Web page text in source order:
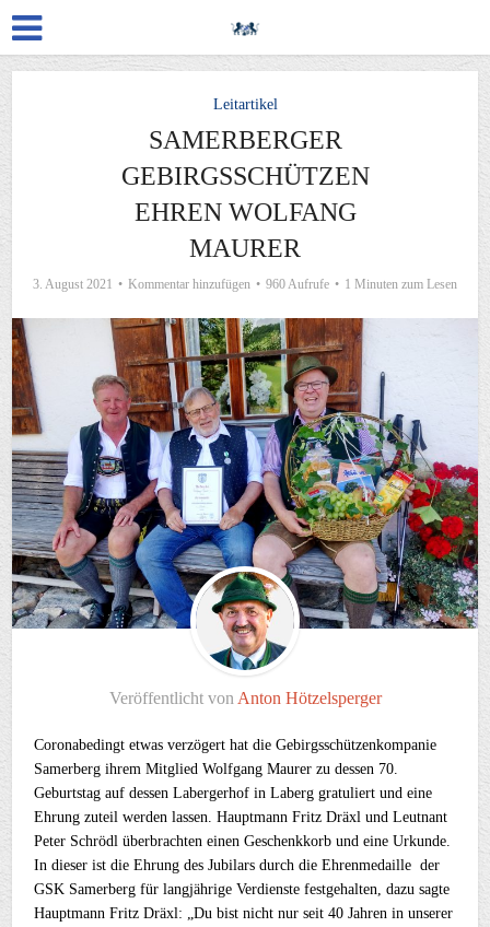
Leitartikel
SAMERBERGER
GEBIRGSSCHÜTZEN
EHREN WOLFANG
MAURER
3. August 2021 Kommentar hinzufügen 960 Aufrufe 1 Minuten zum Lesen
Veröffentlicht von Anton Hötzelsperger
Coronabedingt etwas verzögert hat die Gebirgsschützenkompanie
Samerberg ihrem Mitglied Wolfgang Maurer zu dessen 70.
Geburtstag auf dessen Labergerhof in Laberg gratuliert und eine
Ehrung zuteil werden lassen. Hauptmann Fritz Dräxl und Leutnant
Peter Schrödl überbrachten einen Geschenkkorb und eine Urkunde.
In dieser ist die Ehrung des Jubilars durch die Ehrenmedaille der
GSK Samerberg für langjährige Verdienste festgehalten, dazu sagte
Hauptmann Fritz Dräxl: „Du bist nicht nur seit 40 Jahren in unserer